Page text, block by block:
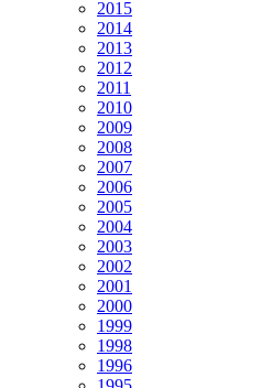
2015
2014
2013
2012
2011
2010
2009
2008
2007
2006
2005
2004
2003
2002
2001
2000
1999
1998
1996